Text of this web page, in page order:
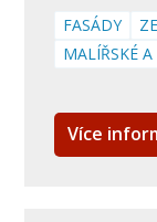
FASÁDY
MALÍŘSKÉ A
Více